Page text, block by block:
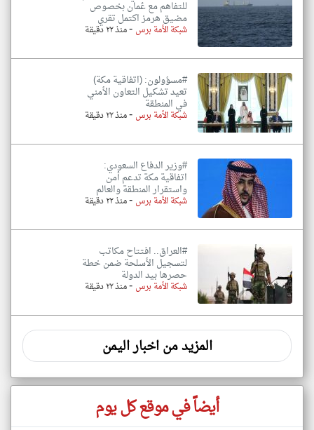
للتفاهم مع عُمان بخصوص
مضيق هرمز اكتمل تقري
شبكة الأمة برس -منذ ٢٢ دقيقة
#مسؤولون: (اتفاقية مكة)
تعيد تشكيل التعاون الأمني
في المنطقة
شبكة الأمة برس -منذ ٢٢ دقيقة
#وزير الدفاع السعودي:
اتفاقية مكة تدعم أمن
واستقرار المنطقة والعالم
شبكة الأمة برس -منذ ٢٢ دقيقة
#العراق.. افتتاح مكاتب
لتسجيل الأسلحة ضمن خطة
حصرها بيد الدولة
شبكة الأمة برس -منذ ٢٢ دقيقة
المزيد من اخبار اليمن
أيضاً في موقع كل يوم